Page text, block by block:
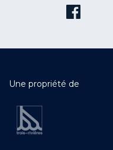
Une propriété de